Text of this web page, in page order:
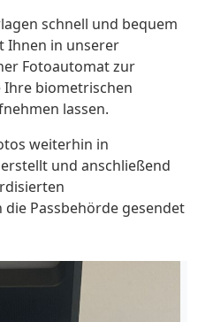
schnell und bequem
Ihnen in unserer
Fotoautomat zur
biometrischen
lassen.
weiterhin in
und anschließend
Passbehörde gesendet